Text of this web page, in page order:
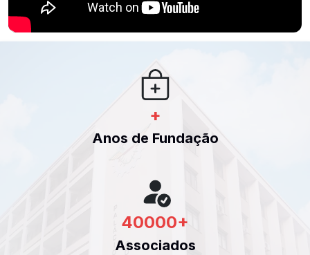
+
Anos de Fundação
40000+
Associados